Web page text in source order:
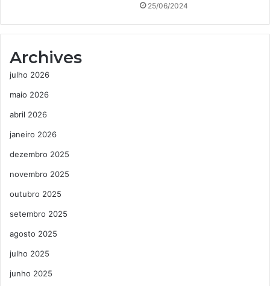
25/06/2024
Archives
julho 2026
maio 2026
abril 2026
janeiro 2026
dezembro 2025
novembro 2025
outubro 2025
setembro 2025
agosto 2025
julho 2025
junho 2025